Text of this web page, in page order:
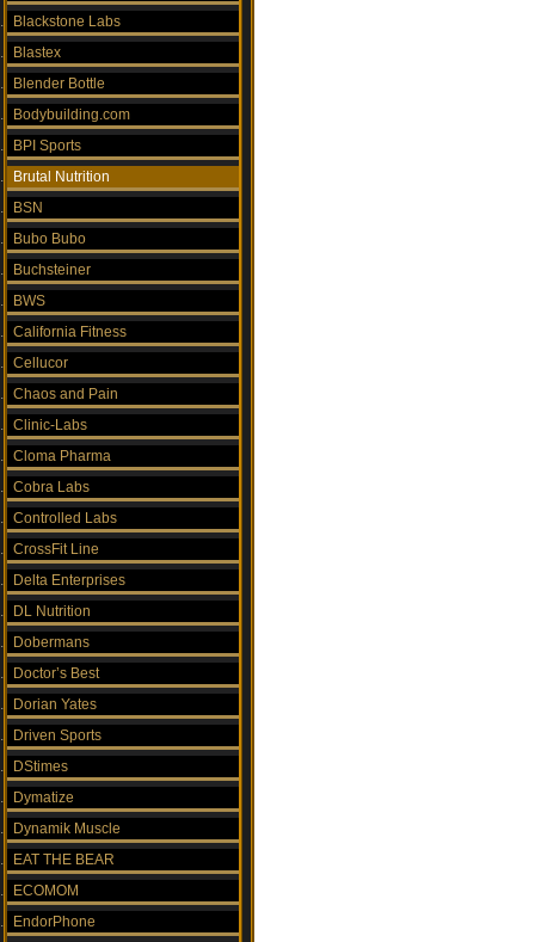
Blackstone Labs
Blastex
Blender Bottle
Bodybuilding.com
BPI Sports
Brutal Nutrition
BSN
Bubo Bubo
Buchsteiner
BWS
California Fitness
Cellucor
Chaos and Pain
Clinic-Labs
Cloma Pharma
Cobra Labs
Controlled Labs
CrossFit Line
Delta Enterprises
DL Nutrition
Dobermans
Doctor’s Best
Dorian Yates
Driven Sports
DStimes
Dymatize
Dynamik Muscle
EAT THE BEAR
ECOMOM
EndorPhone